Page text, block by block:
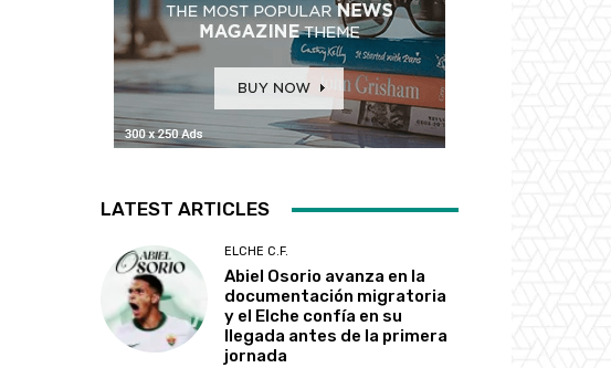
LATEST ARTICLES
ELCHE C.F.
Abiel Osorio avanza en la
documentación migratoria
y el Elche confía en su
llegada antes de la primera
jornada